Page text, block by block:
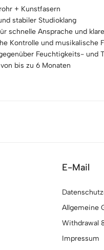
+ Kunstfasern
stabiler Studioklang
schnelle Ansprache und
Kontrolle und musikalische
Feuchtigkeits- und
bis zu 6 Monaten
E-Mail
Allgemeine
Withdrawal
Impressum